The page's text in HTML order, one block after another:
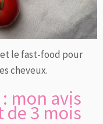
et le fast-food pour
cheveux.
mon avis
3 mois